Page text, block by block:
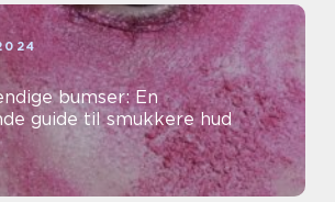
bumser: En
guide til smukkere hud